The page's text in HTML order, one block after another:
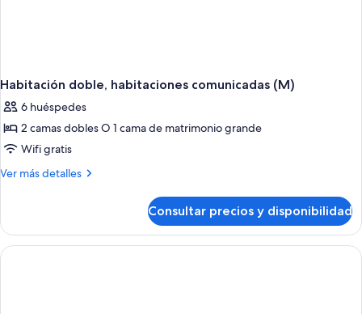
Habitación doble, habitaciones comunicadas (M)
6 huéspedes
2 camas dobles O 1 cama de matrimonio grande
Wifi gratis
Ver más detalles
Más
doble,
habitaciones
comunicadas
Consultar precios y disponibilidad